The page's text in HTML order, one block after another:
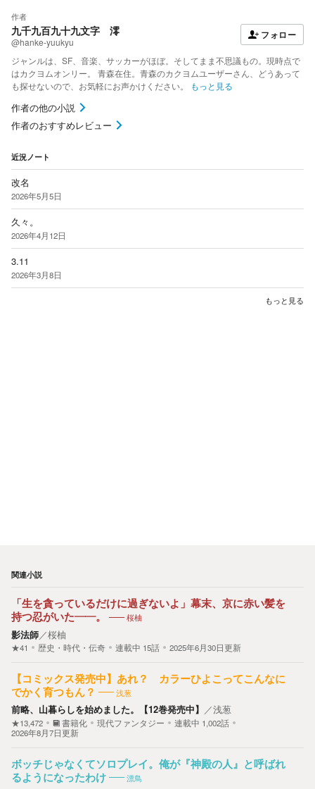
作者
九千九百九十九文字 澪
@hanke-yuukyu
フォロー
ジャンルは、SF、音楽、サッカーがほぼ。そしてまま不思議もの。現時点で
はカクヨムオンリー。 青森在住。青森のカクヨムユーザーさん、どうあって
も探せないので、お気軽にお声かけください。
もっと見る
作者の他の小説
作者のおすすめレビュー
近況ノート
改名
2026年5月5日
久々。
2026年4月12日
3.11
2026年3月8日
もっと見る
関連小説
「生を貪っているだけに過ぎないよ」幕末、京に赤い髪を
持つ忍がいた――。
桜柚
影法師／桜柚
★41 歴史・時代・伝奇 連載中 15話 2025年6月30日更新
【コミックス発売中】あれ？ カラーひよこってこんなに
でかく育つもん？
浅葱
前略、山暮らしを始めました。【12巻発売中】 ／浅葱
★13,472 書籍化 現代ファンタジー 連載中 1,002話
2026年8月7日更新
ボッチじゃなくてソロプレイ。俺が『神殿の人』と呼ばれ
るようになったわけ
漂鳥